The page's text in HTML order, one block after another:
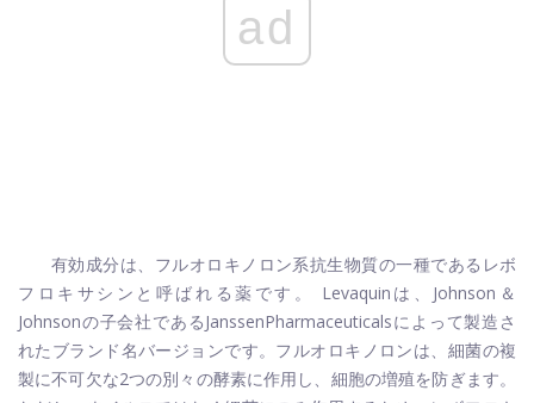
ad
有効成分は、フルオロキノロン系抗生物質の一種であるレボ
フロキサシンと呼ばれる薬です。 Levaquinは、Johnson＆
Johnsonの子会社であるJanssenPharmaceuticalsによって製造さ
れたブランド名バージョンです。フルオロキノロンは、細菌の複
製に不可欠な2つの別々の酵素に作用し、細胞の増殖を防ぎます。